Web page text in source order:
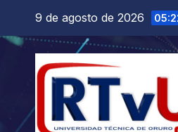
contenido
9 de agosto de 2026